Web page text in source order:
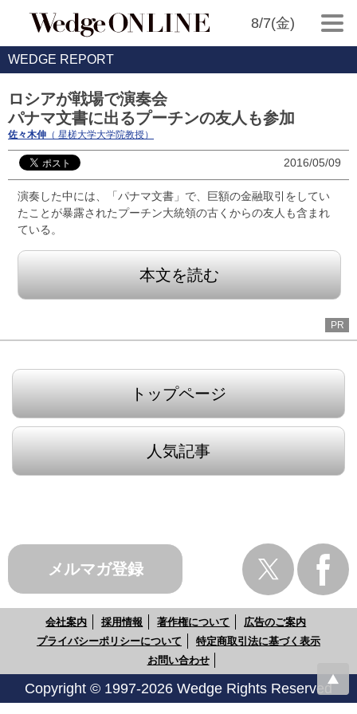
8/7(金)
WEDGE REPORT
ロシアが戦場で演奏会
パナマ文書に出るプーチンの友人も参加
佐々木伸 （ 星槎大学大学院教授）
2016/05/09
演奏した中には、「パナマ文書」で、巨額の金融取引をしてい
たことが暴露されたプーチン大統領の古くからの友人も含まれ
ている。
本文を読む
PR
トップページ
人気記事
メルマガ登録
会社案内 採用情報 著作権について
広告のご案内
プライバシーポリシーについて
特定商取引法に基づく表示
お問い合わせ
Copyright © 1997-2026 Wedge Rights Reserved